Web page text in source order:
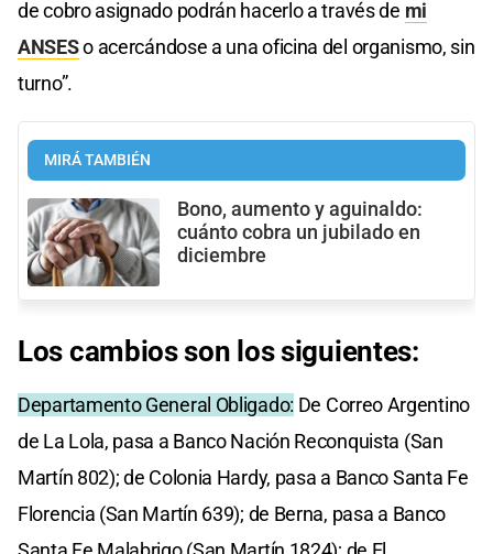
de cobro asignado podrán hacerlo a través de mi
ANSESo acercándose a una oficina del organismo, sin
turno”.
MIRÁ TAMBIÉN
Bono, aumento y aguinaldo:
cuánto cobra un jubilado en
diciembre
Los cambios son los siguientes:
Departamento General Obligado: De Correo Argentino
de La Lola, pasa a Banco Nación Reconquista (San
Martín 802); de Colonia Hardy, pasa a Banco Santa Fe
Florencia (San Martín 639); de Berna, pasa a Banco